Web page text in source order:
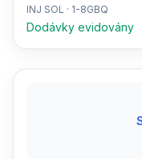
INJ SOL · 1-8GBQ
Dodávky evidovány